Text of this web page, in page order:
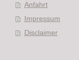
Anfahrt
Impressum
Disclaimer